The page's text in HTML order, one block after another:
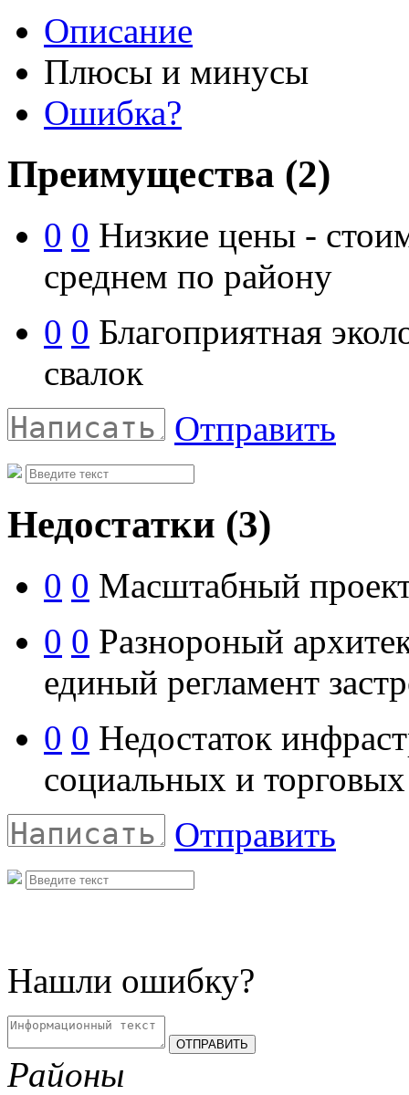
Описание
Плюсы и минусы
Ошибка?
Преимущества (2)
0 0 Низкие цены -
среднем по району
0 0 Благоприятная
свалок
Отправить
Недостатки (3)
0 0 Масштабный проект
0 0 Разнороный
единый регламент
0 0 Недостаток
социальных и
Отправить
Нашли ошибку?
Районы